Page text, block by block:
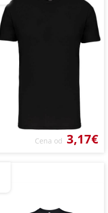
Cena od 3,17€